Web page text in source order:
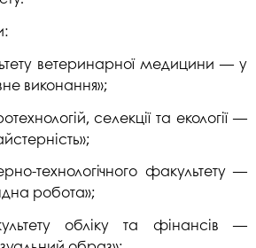
ветеринарної медицини — у
виконання»;
селекції та екології —
технологічного факультету —
робота»;
обліку та фінансів —